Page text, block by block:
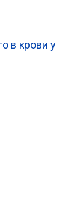
в крови у